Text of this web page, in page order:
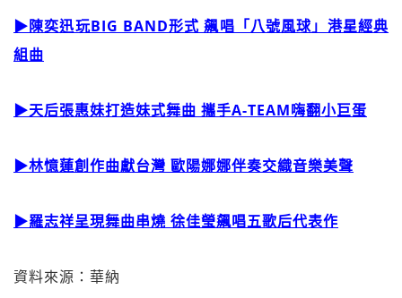
▶陳奕迅玩BIG BAND形式 飆唱「八號風球」港星經典
組曲
▶天后張惠妹打造妹式舞曲 攜手A-TEAM嗨翻小巨蛋
▶林憶蓮創作曲獻台灣 歐陽娜娜伴奏交織音樂美聲
▶羅志祥呈現舞曲串燒 徐佳瑩飆唱五歌后代表作
資料來源：華納